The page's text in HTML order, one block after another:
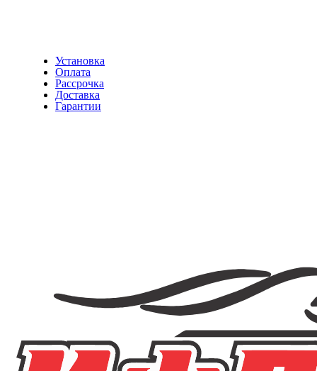
Установка
Оплата
Рассрочка
Доставка
Гарантии